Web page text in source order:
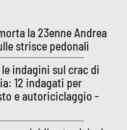
la 23enne Andrea
strisce pedonali
indagini sul crac di
12 indagati per
e autoriciclaggio -